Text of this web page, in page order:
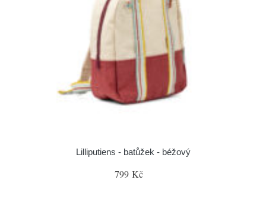
Lilliputiens - batůžek - béžový
799 Kč